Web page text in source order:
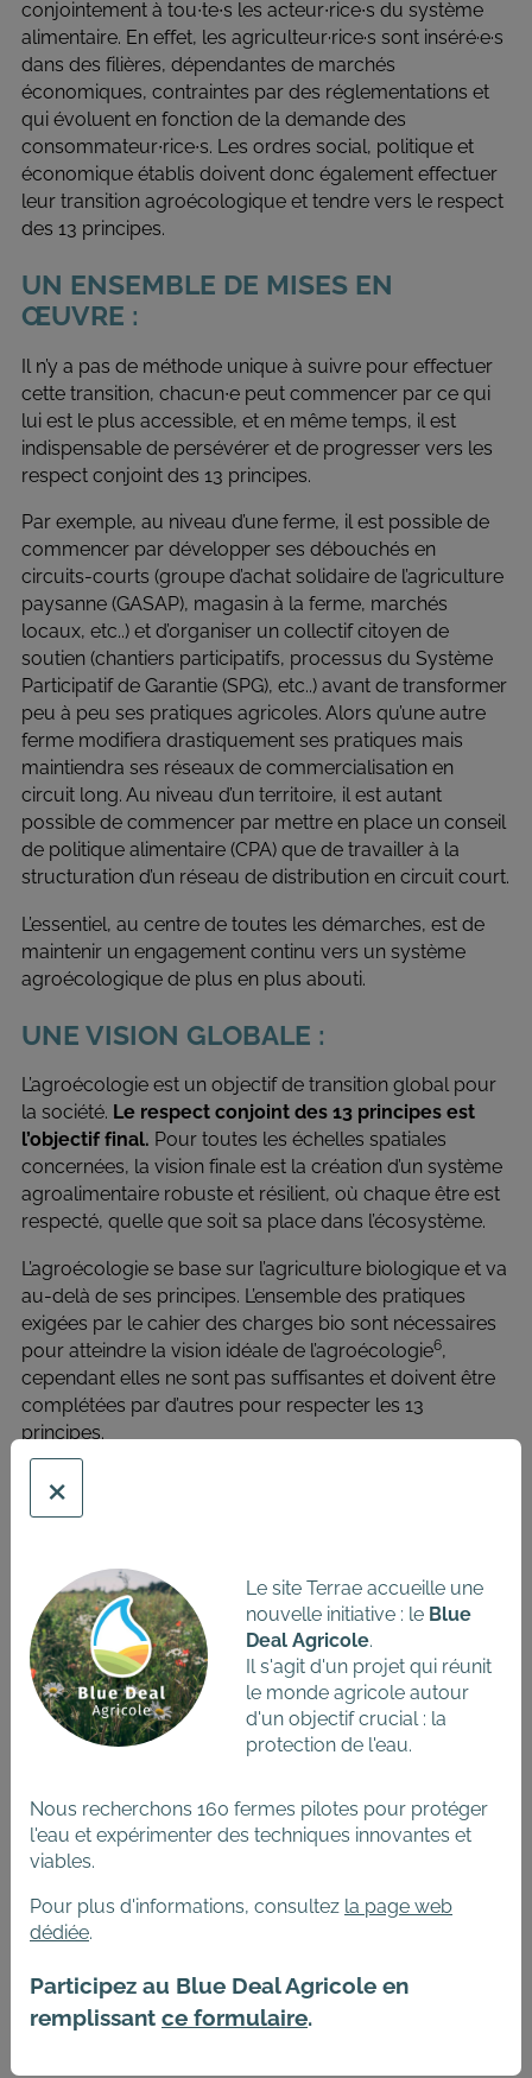
conjointement à tou∙te∙s les acteur∙rice∙s du système
alimentaire. En effet, les agriculteur·rice·s sont inséré·e·s
dans des filières, dépendantes de marchés
économiques, contraintes par des réglementations et
qui évoluent en fonction de la demande des
consommateur∙rice∙s. Les ordres social, politique et
économique établis doivent donc également effectuer
leur transition agroécologique et tendre vers le respect
des 13 principes.
UN ENSEMBLE DE MISES EN
ŒUVRE :
Il n’y a pas de méthode unique à suivre pour effectuer
cette transition, chacun∙e peut commencer par ce qui
lui est le plus accessible, et en même temps, il est
indispensable de persévérer et de progresser vers les
respect conjoint des 13 principes.
Par exemple, au niveau d’une ferme, il est possible de
commencer par développer ses débouchés en
circuits-courts (groupe d’achat solidaire de l’agriculture
paysanne (GASAP), magasin à la ferme, marchés
locaux, etc..) et d’organiser un collectif citoyen de
soutien (chantiers participatifs, processus du Système
Participatif de Garantie (SPG), etc..) avant de transformer
peu à peu ses pratiques agricoles. Alors qu’une autre
ferme modifiera drastiquement ses pratiques mais
maintiendra ses réseaux de commercialisation en
circuit long. Au niveau d’un territoire, il est autant
possible de commencer par mettre en place un conseil
de politique alimentaire (CPA) que de travailler à la
structuration d’un réseau de distribution en circuit court.
L’essentiel, au centre de toutes les démarches, est de
maintenir un engagement continu vers un système
agroécologique de plus en plus abouti.
UNE VISION GLOBALE :
L’agroécologie est un objectif de transition global pour
la société. Le respect conjoint des 13 principes est
l’objectif final. Pour toutes les échelles spatiales
concernées, la vision finale est la création d’un système
agroalimentaire robuste et résilient, où chaque être est
respecté, quelle que soit sa place dans l’écosystème.
L’agroécologie se base sur l’agriculture biologique et va
au-delà de ses principes. L’ensemble des pratiques
exigées par le cahier des charges bio sont nécessaires
pour atteindre la vision idéale de l’agroécologie6,
cependant elles ne sont pas suffisantes et doivent être
complétées par d’autres pour respecter les 13
principes.
De façon plus détaillée, pour les agroécosystèmes, la
finalité globale est d’aller vers un fonctionnement :
l’échelle de la ferme et du territoire ;
Autosuffisant autant que possible. En particulier sans
pesticides7, ni engrais de synthèse et autonome pour
l’alimentation du bétail ;
Permettant d’avoir des sols couverts toute l’année ;
Assurant le bien-être maximal des animaux et leur
bonne santé tout au long de leur vie ;
biodiversité sous toutes ses formes ;
Optimisant les synergies entre les différents ateliers
de production ;
agricoles et des sources de revenus des
agriculteur∙rice∙s ;
Au niveau des systèmes alimentaires, la vision
agroécologique finale rejoint les objectifs de la mise en
place d’un système alimentaire durable de la Stratégie
×
Le site Terrae accueille une
nouvelle initiative : le Blue
Deal Agricole.
Il s'agit d'un projet qui réunit
le monde agricole autour
d'un objectif crucial : la
protection de l'eau.
Nous recherchons 160 fermes pilotes pour protéger
l'eau et expérimenter des techniques innovantes et
viables.
Pour plus d'informations, consultez la page web
dédiée.
Participez au Blue Deal Agricole en
remplissant ce formulaire.